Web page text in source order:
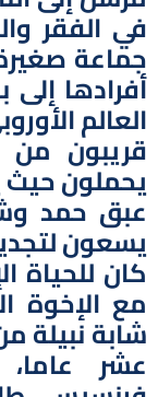
في الفقر
جماعة
أفرادها
العالم
قريبون من
يحملون حيث
عبق حمد
يسعون
كان للحياة
مع الإخوة
شابة نبيلة
عشر